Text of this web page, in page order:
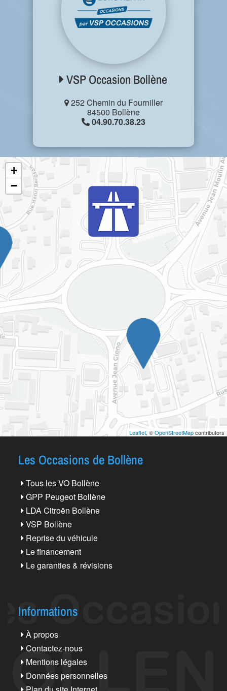
VSP Occasion Bollène
252 Chemin du Fourniller
84500 Bollène
04.90.70.38.23
+
−
Leaflet, ©OpenStreetMapcontributors
Les Occasions de Bollène
Tous les VO Bollène
GPP Peugeot Bollène
LDA Citroën Bollène
VSP Bollène
Reprise du véhicule
Le financement
Le garanties & révisions
Informations
À propos
Contactez-nous
Mentions légales
Données personnelles